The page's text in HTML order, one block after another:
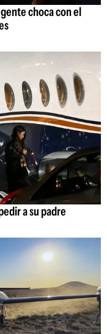
choca con el
a su padre